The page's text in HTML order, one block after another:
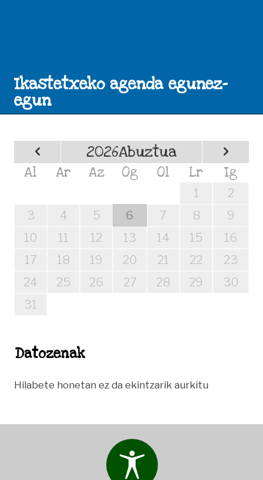
Ikastetxeko agenda egunez-
egun
Datozenak
Hilabete honetan ez da ekintzarik aurkitu